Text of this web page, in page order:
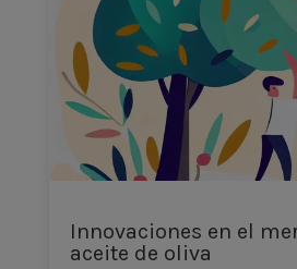
Innovaciones en el
aceite de oliva